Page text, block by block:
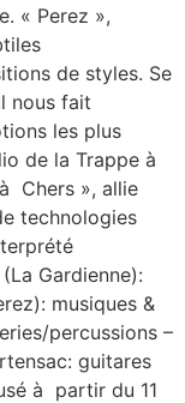
« Perez »,
de styles. Se
nous fait
les plus
de la Trappe à
Chers », allie
technologies
Gardienne):
musiques &
percussions –
guitares
à partir du 11